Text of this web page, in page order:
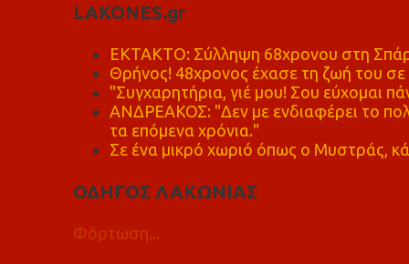
LAKONES.gr
ΕΚΤΑΚΤΟ: Σύλληψη 68χρονου στη
Θρήνος! 48χρονος έχασε τη ζωή του
"Συγχαρητήρια, γιέ μου! Σου εύχομαι
ΑΝΔΡΕΑΚΟΣ: "Δεν με ενδιαφέρει το
τα επόμενα χρόνια."
Σε ένα μικρό χωριό όπως ο Μυστράς,
ΟΔΗΓΟΣ ΛΑΚΩΝΙΑΣ
Φόρτωση...